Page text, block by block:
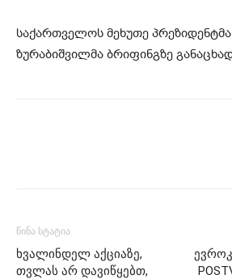
საქართველოს მეხუთე
ზურაბიშვილმა ბრიფინგზე
წინა სტატია
ხვალინდელ აქციაზე,
თვლას არ დავიწყებთ,